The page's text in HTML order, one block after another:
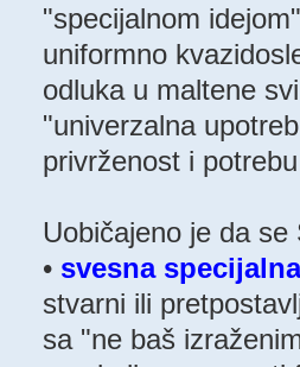
"specijalnom
uniformno
odluka u maltene
"univerzalna
privrženost i
Uobičajeno je da
• svesna
stvarni ili
sa "ne baš